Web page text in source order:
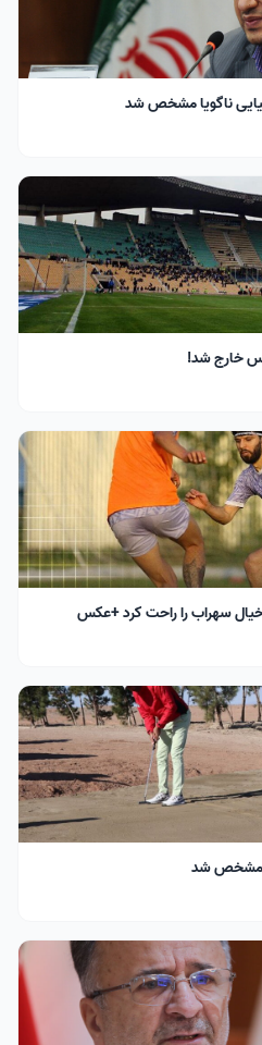
ناگویا مشخص شد
خارج شد!
سهراب را راحت کرد +عکس
مشخص شد